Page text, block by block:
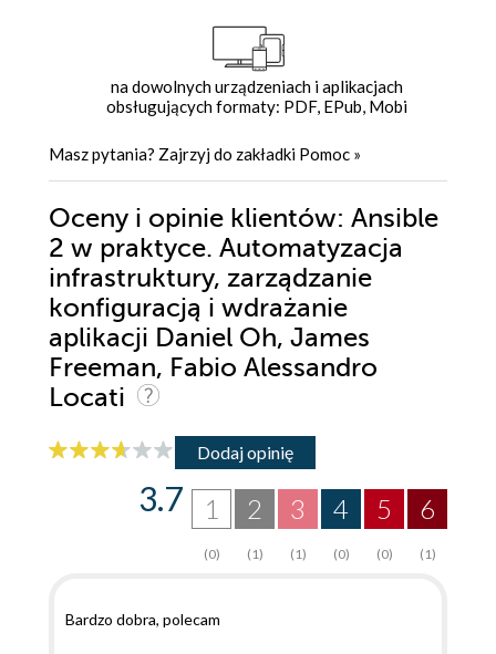
na dowolnych urządzeniach i aplikacjach
obsługujących formaty: PDF, EPub, Mobi
Masz pytania? Zajrzyj do zakładki Pomoc »
Oceny i opinie klientów: Ansible
2 w praktyce. Automatyzacja
infrastruktury, zarządzanie
konfiguracją i wdrażanie
aplikacji Daniel Oh, James
Freeman, Fabio Alessandro
Locati
Dodaj opinię
6
(1)
5
(0)
4
(0)
3
(1)
2
(1)
1
(0)
3.7
Bardzo dobra, polecam